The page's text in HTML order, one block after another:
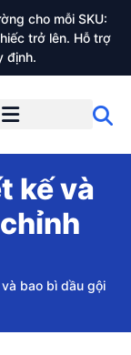
cho mỗi SKU:
trở lên. Hỗ trợ
định.
kế và
bao bì dầu gội